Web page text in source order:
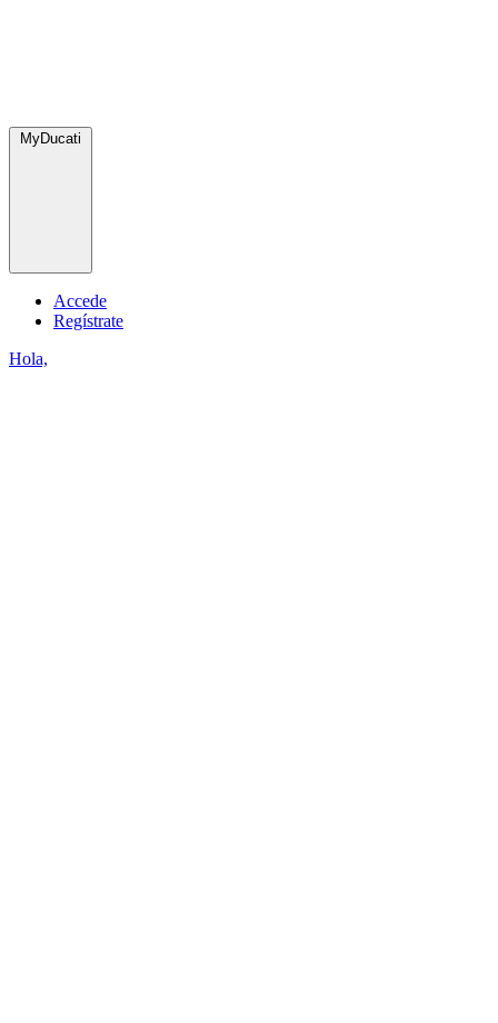
MyDucati
Accede
Regístrate
Hola,